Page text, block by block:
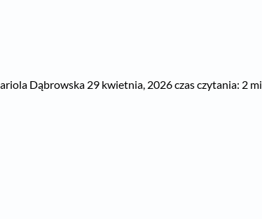
Dąbrowska 29 kwietnia, 2026 czas czytania: 2